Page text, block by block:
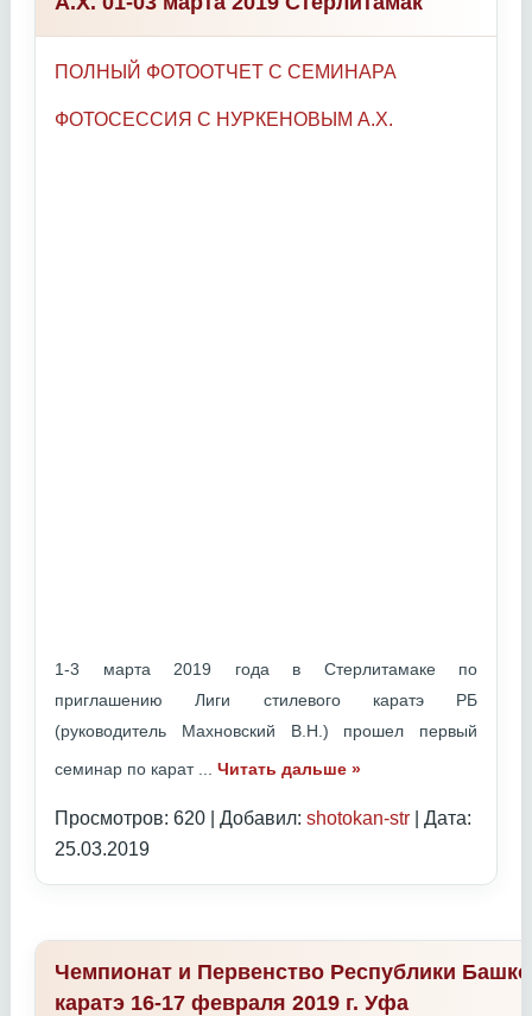
ПОЛНЫЙ ФОТООТЧЕТ С СЕМИНАРА
ФОТОСЕССИЯ С НУРКЕНОВЫМ А.Х.
1-3 марта 2019 года в Стерлитамаке по
приглашению Лиги стилевого каратэ РБ
(руководитель Махновский В.Н.) прошел первый
семинар по карат
Читать дальше »
Просмотров: 620 | Добавил: shotokan-str | Дата:
25.03.2019
Чемпионат и Первенство Республики
каратэ 16-17 февраля 2019 г. Уфа